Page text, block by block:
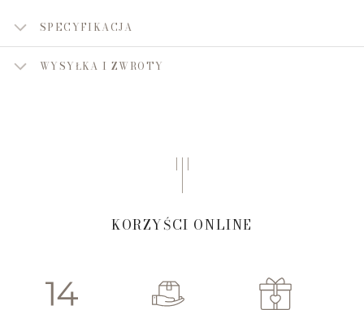
SPECYFIKACJA
WYSYŁKA I ZWROTY
KORZYŚCI ONLINE